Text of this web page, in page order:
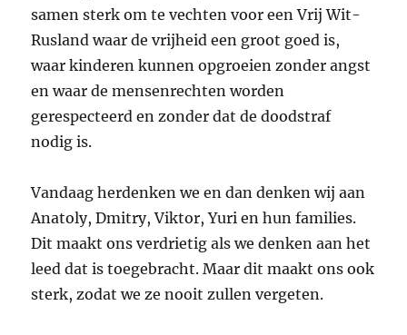
samen sterk om te vechten voor een Vrij Wit-
Rusland waar de vrijheid een groot goed is,
waar kinderen kunnen opgroeien zonder angst
en waar de mensenrechten worden
gerespecteerd en zonder dat de doodstraf
nodig is.
Vandaag herdenken we en dan denken wij aan
Anatoly, Dmitry, Viktor, Yuri en hun families.
Dit maakt ons verdrietig als we denken aan het
leed dat is toegebracht. Maar dit maakt ons ook
sterk, zodat we ze nooit zullen vergeten.